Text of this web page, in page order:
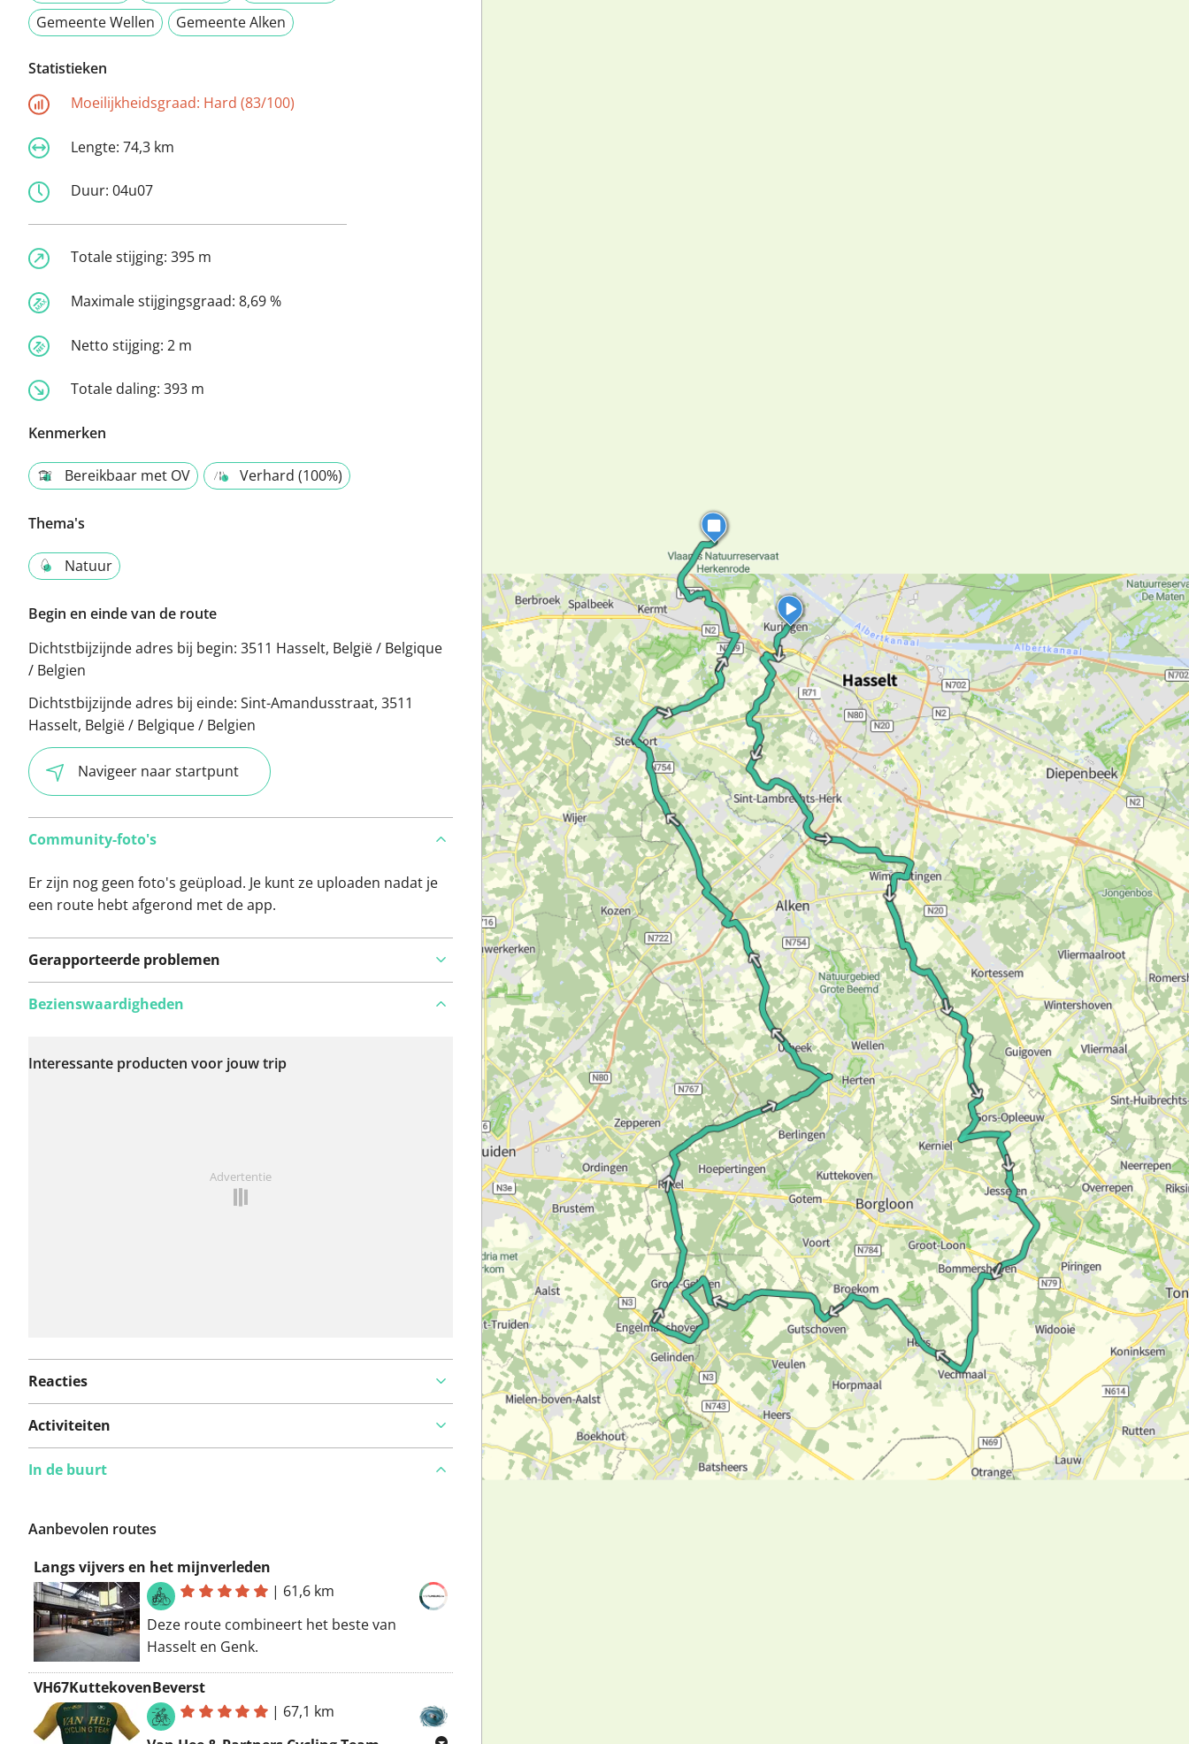
Gemeente Wellen
Gemeente Alken
Statistieken
Moeilijkheidsgraad: Hard (83/100)
Lengte: 74,3 km
Duur: 04u07
Totale stijging: 395 m
Maximale stijgingsgraad: 8,69 %
Netto stijging: 2 m
Totale daling: 393 m
Kenmerken
Bereikbaar met OV Verhard (100%)
Thema's
Natuur
Begin en einde van de route
Dichtstbijzijnde adres bij begin: 3511 Hasselt, België / Belgique
/ Belgien
Dichtstbijzijnde adres bij einde: Sint-Amandusstraat, 3511
Hasselt, België / Belgique / Belgien
Navigeer naar startpunt
Community-foto's
Er zijn nog geen foto's geüpload. Je kunt ze uploaden nadat je
een route hebt afgerond met de app.
Gerapporteerde problemen
problemen op deze
Bezienswaardigheden
Interessante producten voor jouw trip
Advertentie
Reacties
Activiteiten
In de buurt
Aanbevolen routes
Langs vijvers en het mijnverleden
| 61,6 km
Deze route combineert het beste van
Hasselt en Genk.
VH67KuttekovenBeverst
| 67,1 km